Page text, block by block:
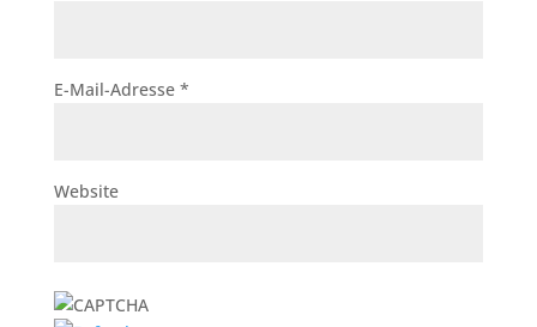
E-Mail-Adresse *
Website